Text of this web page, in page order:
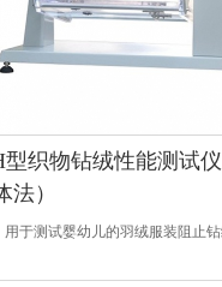
型织物钻绒性能测试仪
法）